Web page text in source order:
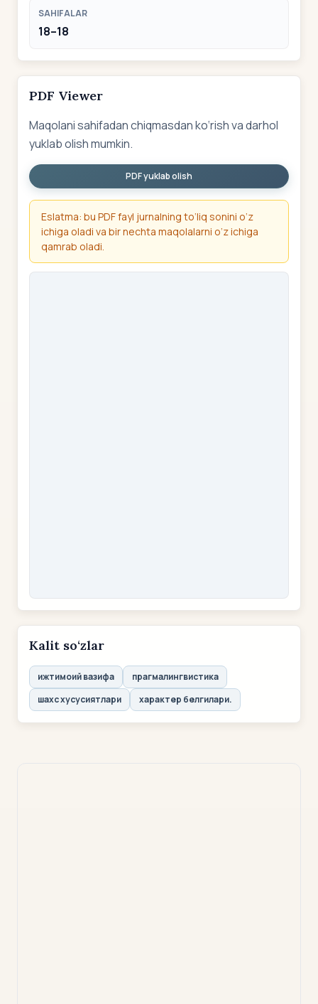
SAHIFALAR
18–18
PDF Viewer
Maqolani sahifadan chiqmasdan ko‘rish va darhol
yuklab olish mumkin.
PDF yuklab olish
Eslatma: bu PDF fayl jurnalning to‘liq sonini o‘z
ichiga oladi va bir nechta maqolalarni o‘z ichiga
qamrab oladi.
Kalit so‘zlar
ижтимоий вазифа
прагмалингвистика
шахс хусусиятлари
характер белгилари.